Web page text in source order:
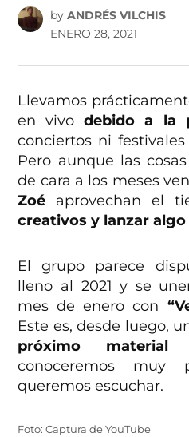
by ANDRÉS VILCHIS
ENERO 28, 2021
Llevamos
en vivodebido a la
conciertos ni
Pero aunque las
de cara a los meses
Zoé aprovechan el
creativos y lanzar
El grupo parece
lleno al 2021 y se
mes de enero con
Este es, desde luego,
próximo material
conoceremos
queremos escuchar.
Foto: Captura de YouTube